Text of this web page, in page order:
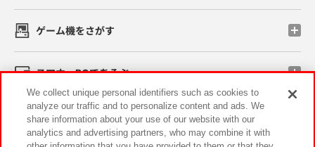
ゲーム機をさがす
スマホ・PCであそぶ
イベント・キャンペーン
We collect unique personal identifiers such as cookies to
analyze our traffic and to personalize content and ads. We
share information about your use of our website with our
analytics and advertising partners, who may combine it with